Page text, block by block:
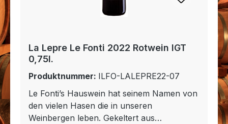
La Lepre Le Fonti 2022 Rotwein IGT
0,75l.
Produktnummer: ILFO-LALEPRE22-07
Le Fonti’s Hauswein hat seinem Namen von
den vielen Hasen die in unseren
Weinbergen leben. Gekeltert aus